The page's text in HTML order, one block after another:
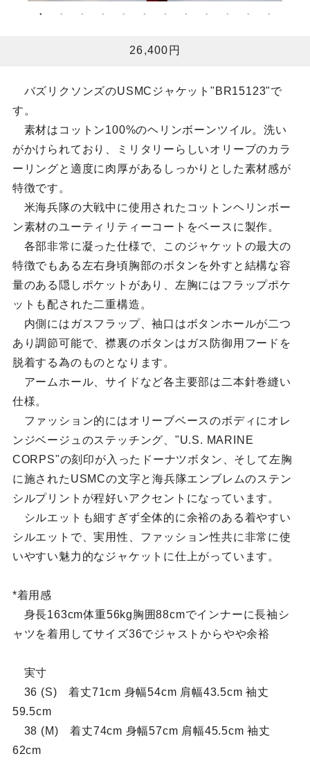
26,400円
バズリクソンズのUSMCジャケット"BR15123"で
す。
素材はコットン100%のヘリンボーンツイル。洗い
がかけられており、ミリタリーらしいオリーブのカラ
ーリングと適度に肉厚があるしっかりとした素材感が
特徴です。
米海兵隊の大戦中に使用されたコットンヘリンボー
ン素材のユーティリティーコートをベースに製作。
各部非常に凝った仕様で、このジャケットの最大の
特徴でもある左右身頃胸部のボタンを外すと結構な容
量のある隠しポケットがあり、左胸にはフラップポケ
ットも配された二重構造。
内側にはガスフラップ、袖口はボタンホールが二つ
あり調節可能で、襟裏のボタンはガス防御用フードを
脱着する為のものとなります。
アームホール、サイドなど各主要部は二本針巻縫い
仕様。
ファッション的にはオリーブベースのボディにオレ
ンジベージュのステッチング、"U.S. MARINE
CORPS"の刻印が入ったドーナツボタン、そして左胸
に施されたUSMCの文字と海兵隊エンブレムのステン
シルプリントが程好いアクセントになっています。
シルエットも細すぎず全体的に余裕のある着やすい
シルエットで、実用性、ファッション性共に非常に使
いやすい魅力的なジャケットに仕上がっています。
*着用感
身長163cm体重56kg胸囲88cmでインナーに長袖シ
ャツを着用してサイズ36でジャストからやや余裕
実寸
36 (S) 着丈71cm 身幅54cm 肩幅43.5cm 袖丈
59.5cm
38 (M) 着丈74cm 身幅57cm 肩幅45.5cm 袖丈
62cm